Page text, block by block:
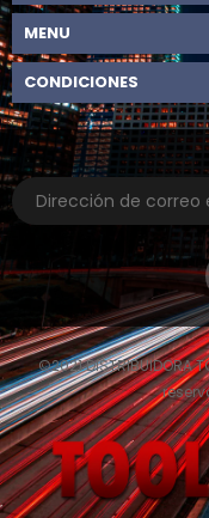
MENU
CONDICIONES
©2021 DISTRIBUIDORA